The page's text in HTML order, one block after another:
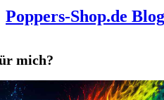
Poppers-Shop.de Blog
mich?